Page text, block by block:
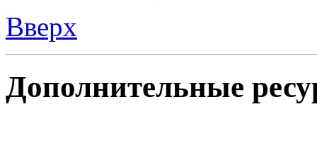
Вверх
Дополнительные